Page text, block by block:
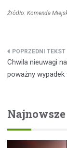
Źródło: Komenda
Nawigacja
wpisu
Chwila nieuwagi
poważny wypadek
Najnowsze